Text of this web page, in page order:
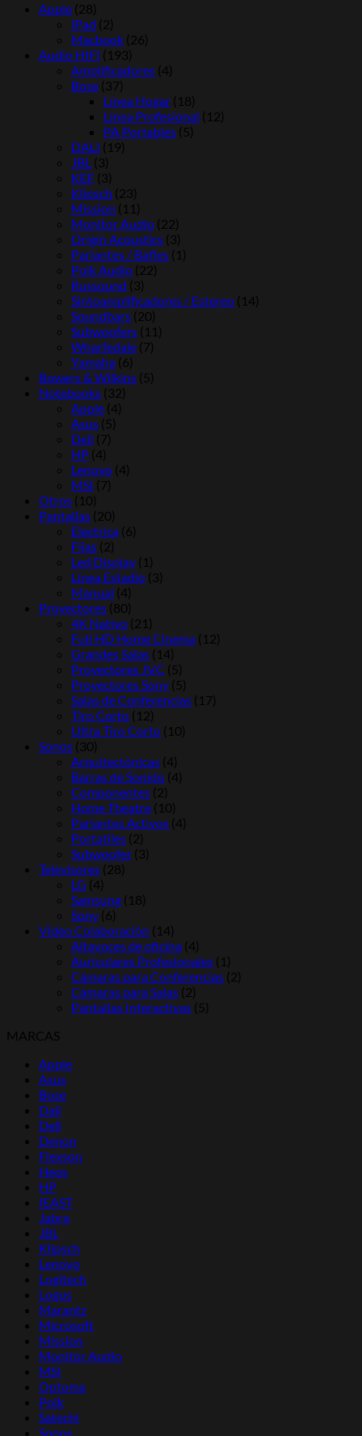
Apple (28)
iPad (2)
Macbook (26)
Audio HIFI (193)
Amplificadores (4)
Bose (37)
Línea Hogar (18)
Línea Profesional (12)
PA Portables (5)
DALI (19)
JBL (3)
KEF (3)
Klipsch (23)
Mission (11)
Monitor Audio (22)
Origin Acoustics (3)
Parlantes / Bafles (1)
Polk Audio (22)
Russound (3)
Sintoamplificadores / Estereo (14)
Soundbars (20)
Subwoofers (11)
Wharfedale (7)
Yamaha (6)
Bowers & Wilkins (5)
Notebooks (32)
Apple (4)
Asus (5)
Dell (7)
HP (4)
Lenovo (4)
MSI (7)
Otros (10)
Pantallas (20)
Electrica (6)
Fijas (2)
Led Display (1)
Línea Estadio (3)
Manual (4)
Proyectores (80)
4K Nativo (21)
Full HD Home Cinema (12)
Grandes Salas (14)
Proyectores JVC (5)
Proyectores Sony (5)
Salas de Conferencias (17)
Tiro Corto (12)
Ultra Tiro Corto (10)
Sonos (30)
Arquitectónicas (4)
Barras de Sonido (4)
Componentes (2)
Home Theatre (10)
Parlantes Activos (4)
Portatiles (2)
Subwoofer (3)
Televisores (28)
LG (4)
Samsung (18)
Sony (6)
Video Colaboración (14)
Altavoces de oficina (4)
Auriculares Profesionales (1)
Cámaras para Conferencias (2)
Cámaras para Salas (2)
Pantallas Interactivas (5)
MARCAS
Apple
Asus
Bose
Dali
Dell
Denon
Flexson
Heos
HP
IEAST
Jabra
JBL
Klipsch
Lenovo
Logitech
Logus
Marantz
Microsoft
Mission
Monitor Audio
MSI
Optoma
Polk
Satechi
Sonos